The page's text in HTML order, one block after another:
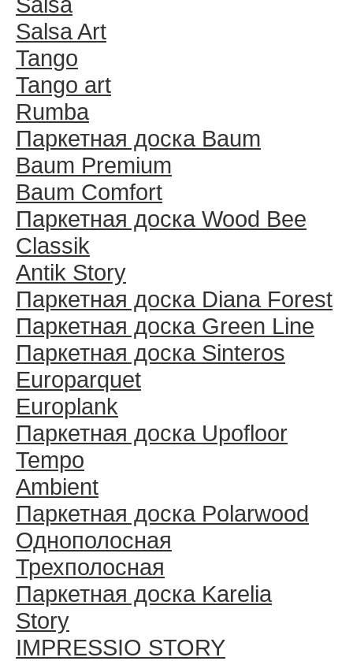
Salsa Art
Tango
Tango art
Rumba
Паркетная доска Baum
Baum Premium
Baum Comfort
Паркетная доска Wood Bee
Classik
Antik Story
Паркетная доска Diana Forest
Паркетная доска Green Line
Паркетная доска Sinteros
Europarquet
Europlank
Паркетная доска Upofloor
Tempo
Ambient
Паркетная доска Polarwood
Однополосная
Трехполосная
Паркетная доска Karelia
Story
IMPRESSIO STORY